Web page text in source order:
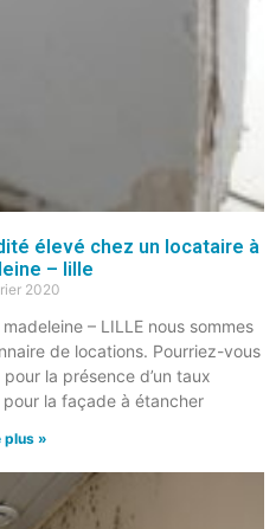
élevé chez un locataire à
– lille
2020
– LILLE nous sommes
de locations. Pourriez-vous
la présence d’un taux
la façade à étancher
plus »